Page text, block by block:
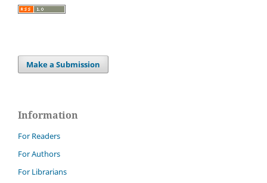
Make a Submission
Information
For Readers
For Authors
For Librarians